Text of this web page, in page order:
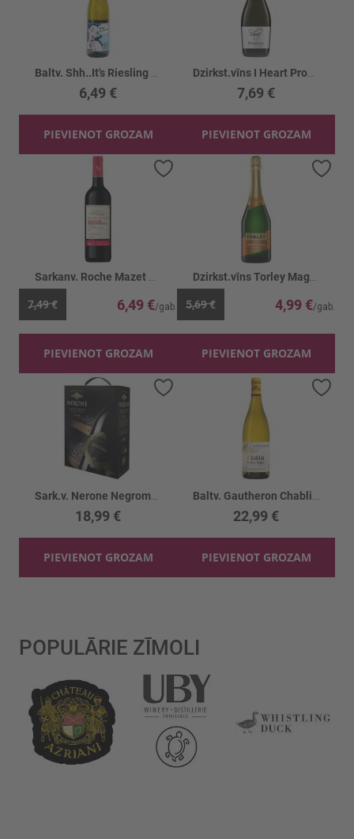
6,49 €
PIEVIENOT GROZAM
7,69 €
PIEVIENOT GROZAM
7,49 € 6,49 €
PIEVIENOT GROZAM
Pievienot vēlmju sarakstam
5,69 € 4,99 €
PIEVIENOT GROZAM
18,99 €
PIEVIENOT GROZAM
Pievienot vēlmju sarakstam
22,99 €
PIEVIENOT GROZAM
POPULĀRIE ZĪMOLI